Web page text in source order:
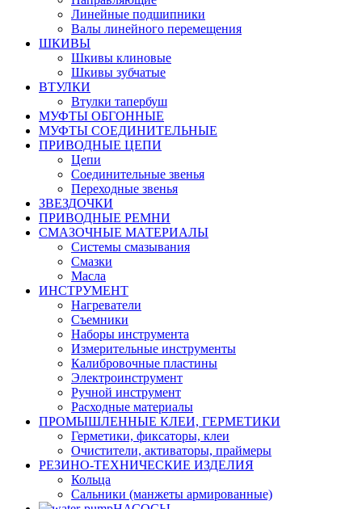
Линейные подшипники
Валы линейного перемещения
ШКИВЫ
Шкивы клиновые
Шкивы зубчатые
ВТУЛКИ
Втулки тапербуш
МУФТЫ ОБГОННЫЕ
МУФТЫ СОЕДИНИТЕЛЬНЫЕ
ПРИВОДНЫЕ ЦЕПИ
Цепи
Соединительные звенья
Переходные звенья
ЗВЕЗДОЧКИ
ПРИВОДНЫЕ РЕМНИ
СМАЗОЧНЫЕ МАТЕРИАЛЫ
Системы смазывания
Смазки
Масла
ИНСТРУМЕНТ
Нагреватели
Съемники
Наборы инструмента
Измерительные инструменты
Калибровочные пластины
Электроинструмент
Ручной инструмент
Расходные материалы
ПРОМЫШЛЕННЫЕ КЛЕИ, ГЕРМЕТИКИ
Герметики, фиксаторы, клеи
Очистители, активаторы, праймеры
РЕЗИНО-ТЕХНИЧЕСКИЕ ИЗДЕЛИЯ
Кольца
Сальники (манжеты армированные)